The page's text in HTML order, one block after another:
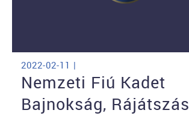
2022-02-11 |
Nemzeti Fiú Kadet
Bajnokság, Rájátszás